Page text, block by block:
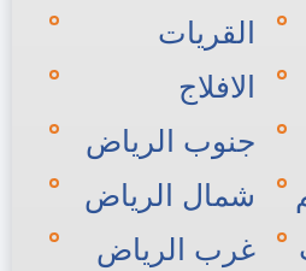
القريات
الافلاج
جنوب الرياض
شمال الرياض
غرب الرياض